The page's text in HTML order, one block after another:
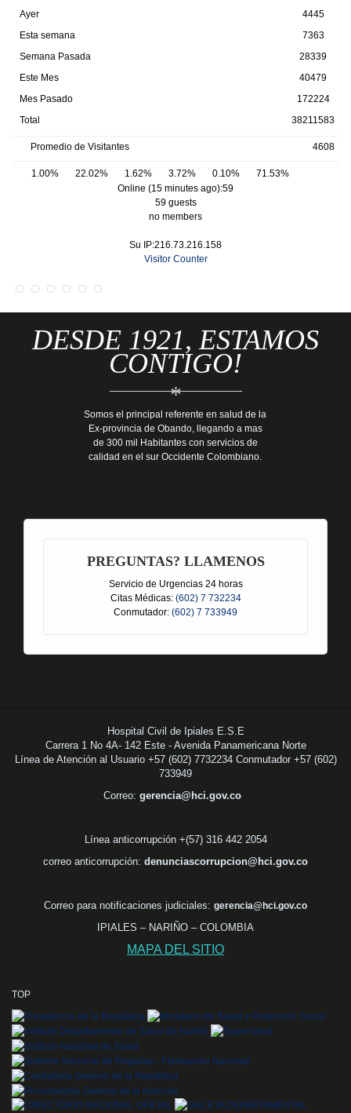
Ayer
Esta semana
Semana Pasada
Este Mes
Mes Pasado
Total
4445
7363
28339
40479
172224
38211583
Promedio de Visitantes 4608
1.00% 22.02% 1.62% 3.72% 0.10%
71.53%
Online (15 minutes ago):59
59 guests
no members
Su IP:216.73.216.158
Visitor Counter
DESDE 1921, ESTAMOS
CONTIGO!
*
Somos el principal referente en salud de la
Ex-provincia de Obando, llegando a mas
de 300 mil Habitantes con servicios de
calidad en el sur Occidente Colombiano.
PREGUNTAS? LLAMENOS
Servicio de Urgencias 24 horas
Citas Médicas: (602) 7 732234
Conmutador: (602) 7 733949
Hospital Civil de Ipiales E.S.E
Carrera 1 No 4A- 142 Este - Avenida Panamericana Norte
Línea de Atención al Usuario +57 (602) 7732234 Conmutador +57 (602)
733949
Correo: gerencia@hci.gov.co
Línea anticorrupción +(57) 316 442 2054
correo anticorrupción: denunciascorrupcion@hci.gov.co
Correo para notificaciones judiciales: gerencia@hci.gov.co
IPIALES – NARIÑO – COLOMBIA
MAPA DEL SITIO
TOP